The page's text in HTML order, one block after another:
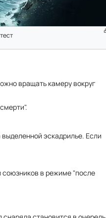
вращать камеру вокруг
эскадрилье. Если
в режиме "после